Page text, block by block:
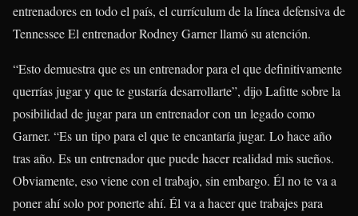
entrenadores en todo el país, el currículum de la línea defensiva de
Tennessee El entrenador Rodney Garner llamó su atención.
“Esto demuestra que es un entrenador para el que definitivamente
querrías jugar y que te gustaría desarrollarte”, dijo Lafitte sobre la
posibilidad de jugar para un entrenador con un legado como
Garner. “Es un tipo para el que te encantaría jugar. Lo hace año
tras año. Es un entrenador que puede hacer realidad mis sueños.
Obviamente, eso viene con el trabajo, sin embargo. Él no te va a
poner ahí solo por ponerte ahí. Él va a hacer que trabajes para